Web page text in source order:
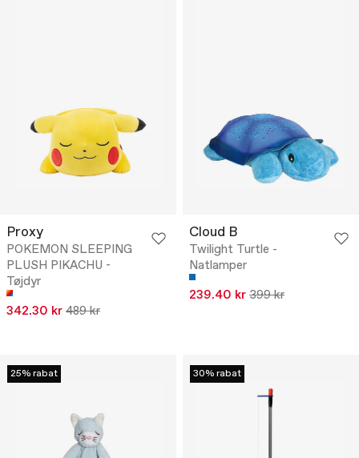
Proxy
POKEMON SLEEPING
PLUSH PIKACHU -
Tøjdyr
342.30 kr 489 kr
Cloud B
Twilight Turtle -
Natlamper
239.40 kr 399 kr
25% rabat 30% rabat